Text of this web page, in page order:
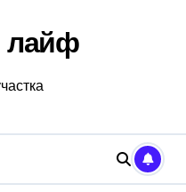
лайф